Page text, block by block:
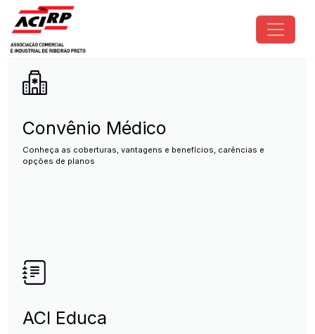
Pular para o conteúdo principal
ACIRP - Associação Comercial
Convênio Médico
Conheça as coberturas, vantagens e benefícios, carências e
opções de planos
ACI Educa